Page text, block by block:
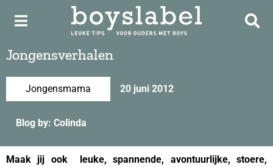
Jongensverhalen
Jongensmama 20 juni 2012
Blog by: Colinda
Maak jij ook leuke, spannende, avontuurlijke, stoere,